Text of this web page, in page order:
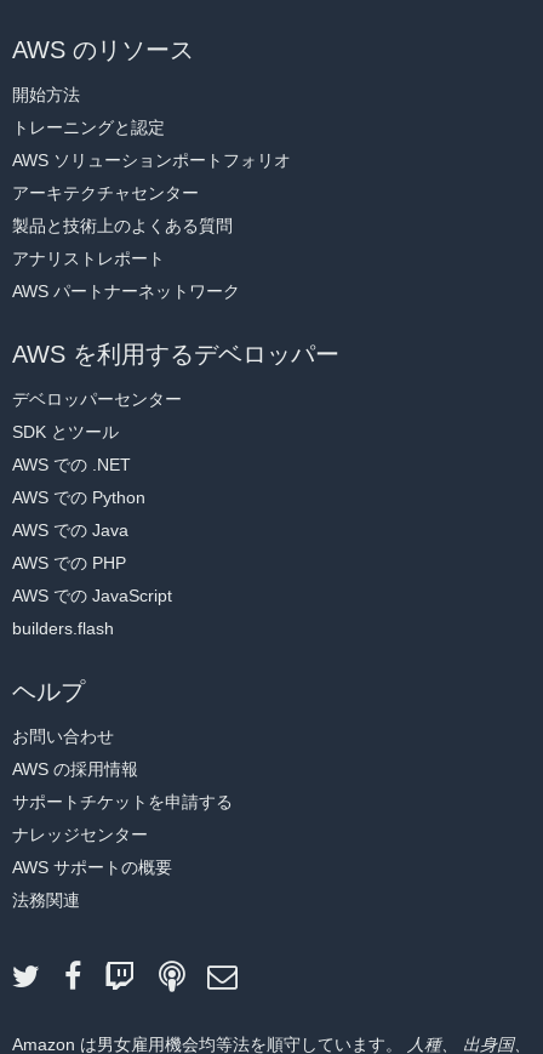
AWS のリソース
開始方法
トレーニングと認定
AWS ソリューションポートフォリオ
アーキテクチャセンター
製品と技術上のよくある質問
アナリストレポート
AWS パートナーネットワーク
AWS を利用するデベロッパー
デベロッパーセンター
SDK とツール
AWS での .NET
AWS での Python
AWS での Java
AWS での PHP
AWS での JavaScript
builders.flash
ヘルプ
お問い合わせ
AWS の採用情報
サポートチケットを申請する
ナレッジセンター
AWS サポートの概要
法務関連
Amazon は男女雇用機会均等法を順守しています。 人種、 出身国、